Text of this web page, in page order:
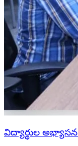
విద్యార్థుల